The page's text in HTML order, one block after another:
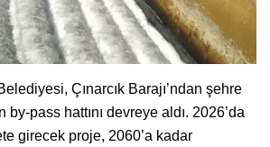
Çınarcık Barajı’ndan şehre
pass hattını devreye aldı. 2026’da
girecek proje, 2060’a kadar